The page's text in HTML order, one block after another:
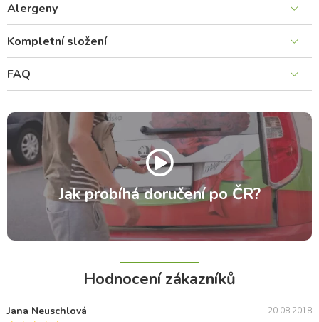
Alergeny
Kompletní složení
FAQ
Jak probíhá doručení po ČR?
Hodnocení zákazníků
Jana Neuschlová 20.08.2018